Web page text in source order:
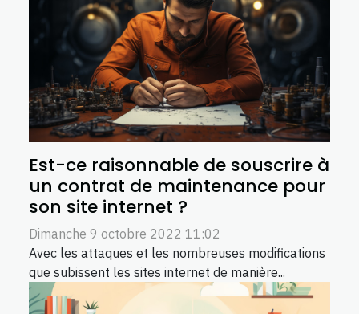
Est-ce raisonnable de souscrire à
un contrat de maintenance pour
son site internet ?
Dimanche 9 octobre 2022 11:02
Avec les attaques et les nombreuses modifications
que subissent les sites internet de manière...